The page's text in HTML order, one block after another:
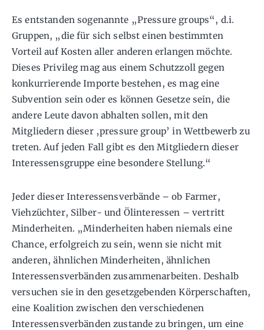
Es entstanden sogenannte „Pressure groups“, d.i.
Gruppen, „die für sich selbst einen bestimmten
Vorteil auf Kosten aller anderen erlangen möchte.
Dieses Privileg mag aus einem Schutzzoll gegen
konkurrierende Importe bestehen, es mag eine
Subvention sein oder es können Gesetze sein, die
andere Leute davon abhalten sollen, mit den
Mitgliedern dieser ‚pressure group’ in Wettbewerb zu
treten. Auf jeden Fall gibt es den Mitgliedern dieser
Interessensgruppe eine besondere Stellung.“
Jeder dieser Interessensverbände – ob Farmer,
Viehzüchter, Silber- und Ölinteressen – vertritt
Minderheiten. „Minderheiten haben niemals eine
Chance, erfolgreich zu sein, wenn sie nicht mit
anderen, ähnlichen Minderheiten, ähnlichen
Interessensverbänden zusammenarbeiten. Deshalb
versuchen sie in den gesetzgebenden Körperschaften,
eine Koalition zwischen den verschiedenen
Interessensverbänden zustande zu bringen, um eine